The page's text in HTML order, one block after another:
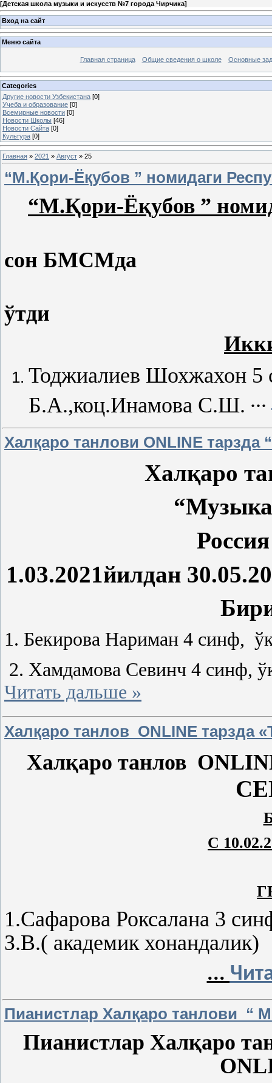
[Детская школа музыки и искусств №7 города Чирчика]
Вход на сайт
Меню сайта
Главная страница Общие сведения о школе Основные
Categories
Другие новости Узбекистана [0]
Учеба и образование [0]
Всемирные новости [0]
Новости Школы [46]
Новости Сайта [0]
Культура [0]
Главная » 2021 » Август » 25
“М.Қори-Ёқубов ” номидаги
“М.Қори-Ёқубов ”
сон БМСМда
ўтди
Тоджиалиев Шохжахон 5
Б.А.,коц.Инамова С.Ш. ...
Халқаро танлови ONLINE
Халқаро
1.03.2021йилдан
1. Бекирова Нариман 4 синф,
2. Хамдамова Севинч 4 синф,
Читать дальше »
Халқаро танлов ONLINE тарзда
Халқаро танлов
С
1.Сафарова Роксалана 3
З.В.( академик хонандалик)
...
Пианистлар Халқаро танлови “
Пианистлар Халқаро